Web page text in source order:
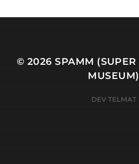
© 2026SPAMM
MUSEUM)
DEV TELMAT